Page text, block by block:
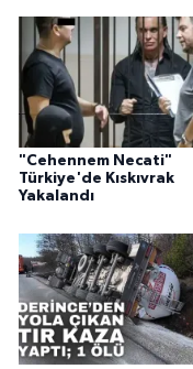
"Cehennem Necati"
Türkiye'de Kıskıvrak
Yakalandı